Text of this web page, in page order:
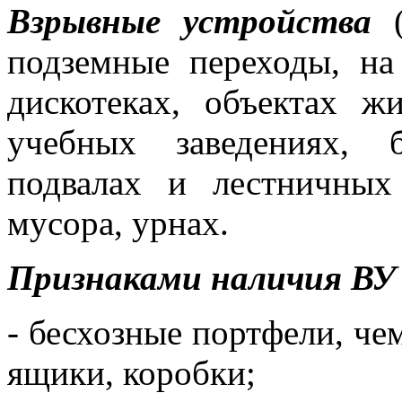
Взрывные устройства
подземные переходы,
дискотеках, объектах
учебных заведениях,
подвалах и
мусора, урнах.
Признаками наличия ВУ
- бесхозные портфели,
ящики, коробки;